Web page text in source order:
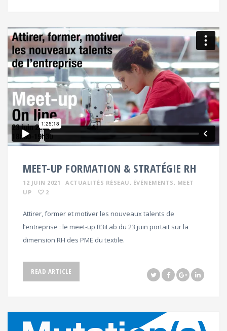
MEET-UP FORMATION & STRATÉGIE RH
12 JUIN 2021 ACTUALITÉS RÉSEAU , ÉVÉNEMENTS , MEET
UP
2
Attirer, former et motiver les nouveaux talents de
l’entreprise : le meet-up R3iLab du 23 juin portait sur la
dimension RH des PME du textile.
READ ARTICLE